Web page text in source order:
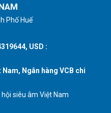
Phố Huế
USD :
Ngân hàng VCB chi
siêu âm Việt Nam